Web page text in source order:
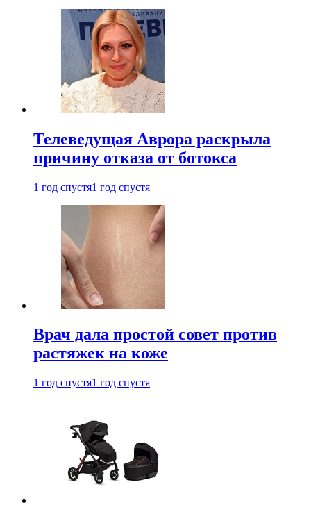
Телеведущая Аврора раскрыла
причину отказа от ботокса
1 год спустя1 год спустя
Врач дала простой совет против
растяжек на коже
1 год спустя1 год спустя